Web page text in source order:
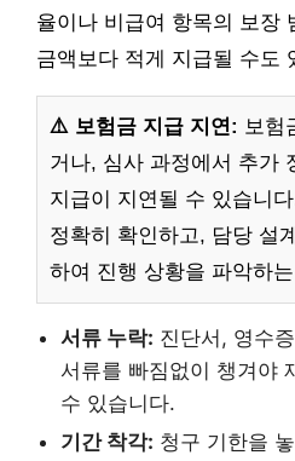
율이나 비급여 항목의 보장
금액보다 적게 지급될 수도
⚠️ 보험금 지급 지연: 보험
거나, 심사 과정에서 추가
지급이 지연될 수 있습니
정확히 확인하고, 담당 설
하여 진행 상황을 파악하
서류 누락: 진단서, 영수
서류를 빠짐없이 챙겨야
수 있습니다.
기간 착각: 청구 기한을